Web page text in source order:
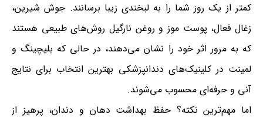
کمتر از یک روز شما را به لبخندی زیبا برسانند. جوش شیرین،
زغال فعال، پوست موز و روغن نارگیل روش‌های طبیعی هستند
که به مرور اثر خود را نشان می‌دهند، در حالی که بلیچینگ و
لمینت در کلینیک‌های دندانپزشکی بهترین انتخاب برای نتایج
آنی و حرفه‌ای محسوب می‌شوند.
اما مهم‌ترین نکته؟ حفظ بهداشت دهان و دندان، پرهیز از